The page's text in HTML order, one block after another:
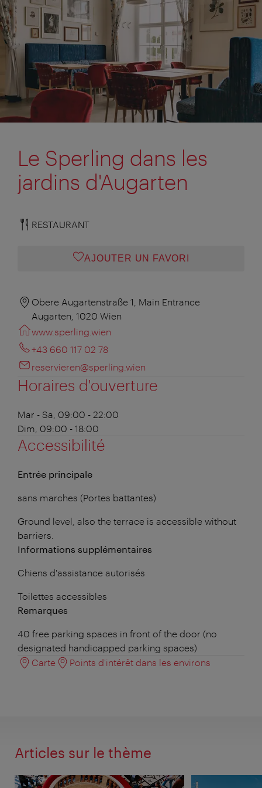
Le Sperling dans les
jardins d'Augarten
RESTAURANT
AJOUTER UN FAVORI
Obere Augartenstraße 1, Main Entrance
Augarten, 1020 Wien
www.sperling.wien
+43 660 117 02 78
reservieren@sperling.wien
Horaires d'ouverture
Mar - Sa, 09:00 - 22:00
Dim, 09:00 - 18:00
Accessibilité
Entrée principale
sans marches (Portes battantes)
Ground level, also the terrace is accessible without
barriers.
Informations supplémentaires
Chiens d'assistance autorisés
Toilettes accessibles
Remarques
40 free parking spaces in front of the door (no
designated handicapped parking spaces)
Carte
Points d'intérêt dans les environs
Articles sur le thème